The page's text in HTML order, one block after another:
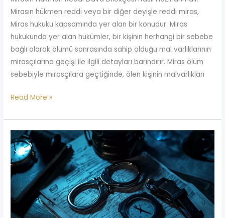
Mirasın hükmen reddi veya bir diğer deyişle reddi miras,
Miras hukuku kapsamında yer alan bir konudur. Miras
hukukunda yer alan hükümler, bir kişinin herhangi bir sebebe
bağlı olarak ölümü sonrasında sahip olduğu mal varlıklarının
mirasçılarına geçişi ile ilgili detayları barındırır. Miras ölüm
sebebiyle mirasçılara geçtiğinde, ölen kişinin malvarlıkları
Read More »
Ceza
Dava
Dosyası
Nedir?
Zamanaşımı
Süresi
Ne